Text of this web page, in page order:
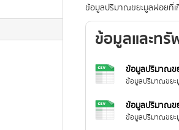
ข้อมูลปริมาณขยะมูลฝอยที่
ข้อมูลและทรั
ข้อมูลปริมาณข
ข้อมูลปริมาณขยะ
ข้อมูลปริมาณข
ข้อมูลปริมาณขยะ